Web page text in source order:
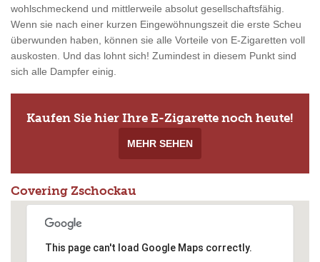
wohlschmeckend und mittlerweile absolut gesellschaftsfähig.
Wenn sie nach einer kurzen Eingewöhnungszeit die erste Scheu
überwunden haben, können sie alle Vorteile von E-Zigaretten voll
auskosten. Und das lohnt sich! Zumindest in diesem Punkt sind
sich alle Dampfer einig.
Kaufen Sie hier Ihre E-Zigarette noch heute!
MEHR SEHEN
Covering Zschockau
This page can't load Google Maps correctly.